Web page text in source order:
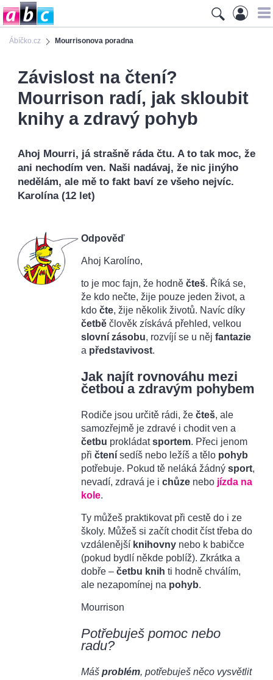
Ábíčko.cz Mourrisonova poradna
Závislost na čtení?
Mourrison radí, jak skloubit
knihy a zdravý pohyb
Ahoj Mourri, já strašně ráda čtu. A to tak moc, že
ani nechodím ven. Naši nadávaj, že nic jinýho
nedělám, ale mě to fakt baví ze všeho nejvíc.
Karolína (12 let)
Odpověď
Ahoj Karolíno,
to je moc fajn, že hodně čteš. Říká se,
že kdo nečte, žije pouze jeden život, a
kdo čte, žije několik životů. Navíc díky
četbě člověk získává přehled, velkou
slovní zásobu, rozvíjí se u něj fantazie
a představivost.
Jak najít rovnováhu mezi
četbou a zdravým pohybem
Rodiče jsou určitě rádi, že čteš, ale
samozřejmě je zdravé i chodit ven a
četbu prokládatsportem. Přeci jenom
při čtení sedíš nebo ležíš a tělo pohyb
potřebuje. Pokud tě neláká žádný sport,
nevadí, zdravá je i chůze nebo jízda na
kole.
Ty můžeš praktikovat při cestě do i ze
školy. Můžeš si začít chodit číst třeba do
vzdálenější knihovny nebo k babičce
(pokud bydlí někde poblíž). Zkrátka a
dobře – četbu knih ti hodně chválím,
ale nezapomínej na pohyb.
Mourrison
Potřebuješ pomoc nebo
radu?
Máš problém, potřebuješ něco vysvětlit